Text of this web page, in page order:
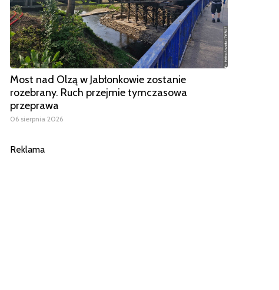
Most nad Olzą w Jabłonkowie zostanie
rozebrany. Ruch przejmie tymczasowa
przeprawa
06 sierpnia 2026
Reklama